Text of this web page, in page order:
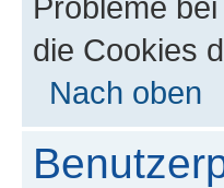
die Cookies
Nach oben